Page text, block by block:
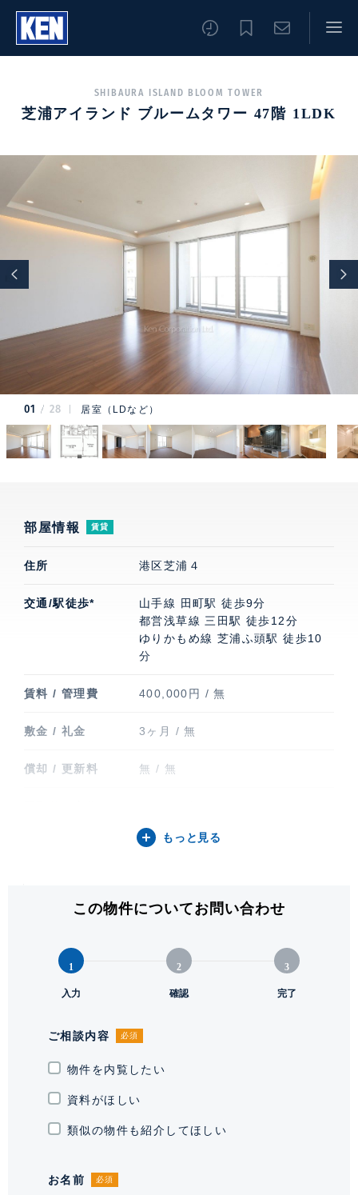
SHIBAURA ISLAND BLOOM TOWER
芝浦アイランド ブルームタワー 47階 1LDK
01 28 居室（LDなど）
部屋情報 賃貸
住所 港区芝浦４
交通/駅徒歩*
山手線 田町駅 徒歩9分
都営浅草線 三田駅 徒歩12分
ゆりかもめ線 芝浦ふ頭駅 徒歩10
分
賃料 / 管理費 400,000円 / 無
敷金 / 礼金 3ヶ月 / 無
償却 / 更新料 無 / 無
70.44㎡ (21.30坪)
階建 / 所在階 地上48階建 / 47階部分
構造 / 総戸数 鉄筋コンクリート造 / 964戸
2008年9月
入居可能日 要相談
駐車場 有 1台 39,600円
駐輪場・バイク置
き場
ラック式:月額550円(税込)、 バイ
もっと見る
この物件についてお問い合わせ
1
入力
2
確認
3
完了
ご相談内容 必須
物件を内覧したい
資料がほしい
類似の物件も紹介してほしい
お名前 必須